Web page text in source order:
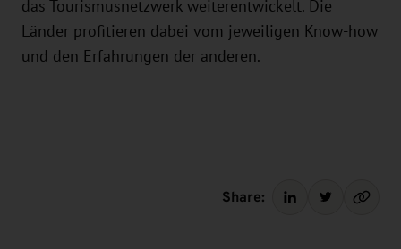
das Tourismusnetzwerk weiterentwickelt. Die
Länder profitieren dabei vom jeweiligen Know-how
und den Erfahrungen der anderen.
Share: